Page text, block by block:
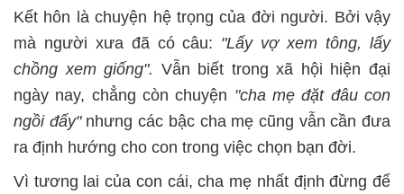
Kết hôn là chuyện hệ trọng của đời người. Bởi vậy
mà người xưa đã có câu: "Lấy vợ xem tông, lấy
chồng xem giống". Vẫn biết trong xã hội hiện đại
ngày nay, chẳng còn chuyện "cha mẹ đặt đâu con
ngồi đấy"nhưng các bậc cha mẹ cũng vẫn cần đưa
ra định hướng cho con trong việc chọn bạn đời.
Vì tương lai của con cái, cha mẹ nhất định đừng để